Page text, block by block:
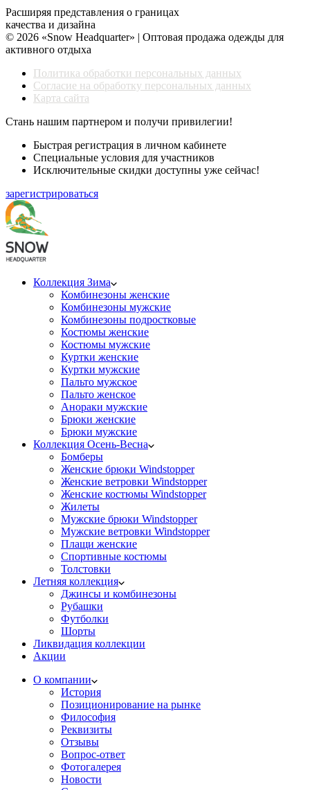
Расширяя представления о границах
качества и дизайна
© 2026 «Snow Headquarter» | Оптовая продажа одежды для
активного отдыха
Политика обработки персональных данных
Согласие на обработку персональных данных
Карта сайта
Стань нашим партнером и получи привилегии!
Быстрая регистрация в личном кабинете
Специальные условия для участников
Исключительные скидки доступны уже сейчас!
зарегистрироваться
Коллекция Зима
Комбинезоны женские
Комбинезоны мужские
Комбинезоны подростковые
Костюмы женские
Костюмы мужские
Куртки женские
Куртки мужские
Пальто мужское
Пальто женское
Анораки мужские
Брюки женские
Брюки мужские
Коллекция Осень-Весна
Бомберы
Женские брюки Windstopper
Женские ветровки Windstopper
Женские костюмы Windstopper
Жилеты
Мужские брюки Windstopper
Мужские ветровки Windstopper
Плащи женские
Спортивные костюмы
Толстовки
Летняя коллекция
Джинсы и комбинезоны
Рубашки
Футболки
Шорты
Ликвидация коллекции
Акции
О компании
История
Позиционирование на рынке
Философия
Реквизиты
Отзывы
Вопрос-ответ
Фотогалерея
Новости